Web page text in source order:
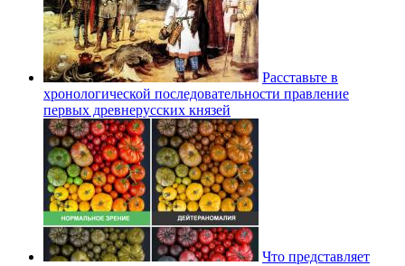
Расставьте в
хронологической последовательности правление
первых древнерусских князей
Что представляет